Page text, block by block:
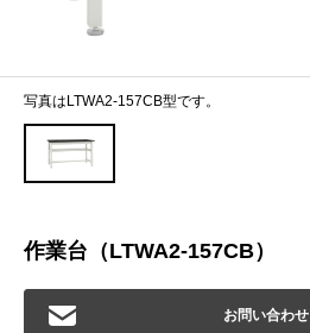
写真はLTWA2-157CB型です。
作業台（LTWA2-157CB）
お問い合わせ